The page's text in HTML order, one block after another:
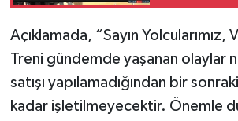
Açıklamada, “Sayın Yolcularımız,
Treni gündemde yaşanan olaylar
satışı yapılamadığından bir
kadar işletilmeyecektir. Önemle